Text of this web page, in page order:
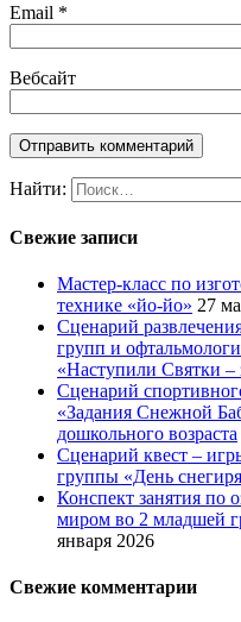
Email *
Вебсайт
Найти:
Свежие записи
Мастер-класс по
технике «йо-йо» 27
Сценарий
групп и
«Наступили Святки –
Сценарий
«Задания Снежной
дошкольного возраста
Сценарий квест –
группы «День
Конспект занятия
миром во 2 младшей
января 2026
Свежие комментарии